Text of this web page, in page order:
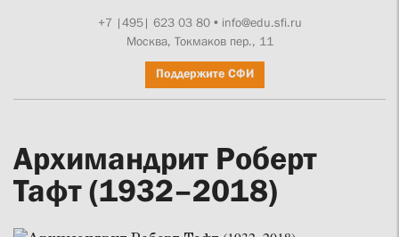
+7 |495| 623 03 80• info@edu.sfi.ru
Москва, Токмаков пер., 11
Поддержите СФИ
Архимандрит Роберт
Тафт (1932–2018)